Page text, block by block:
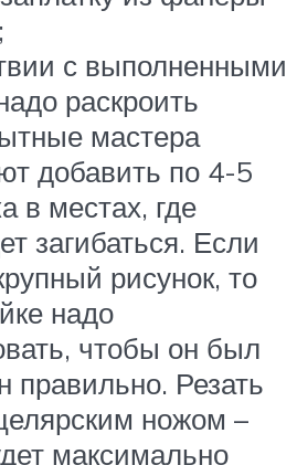
с выполненными
раскроить
мастера
добавить по 4-5
в местах, где
загибаться. Если
рисунок, то
надо
чтобы он был
правильно. Резать
ножом –
максимально